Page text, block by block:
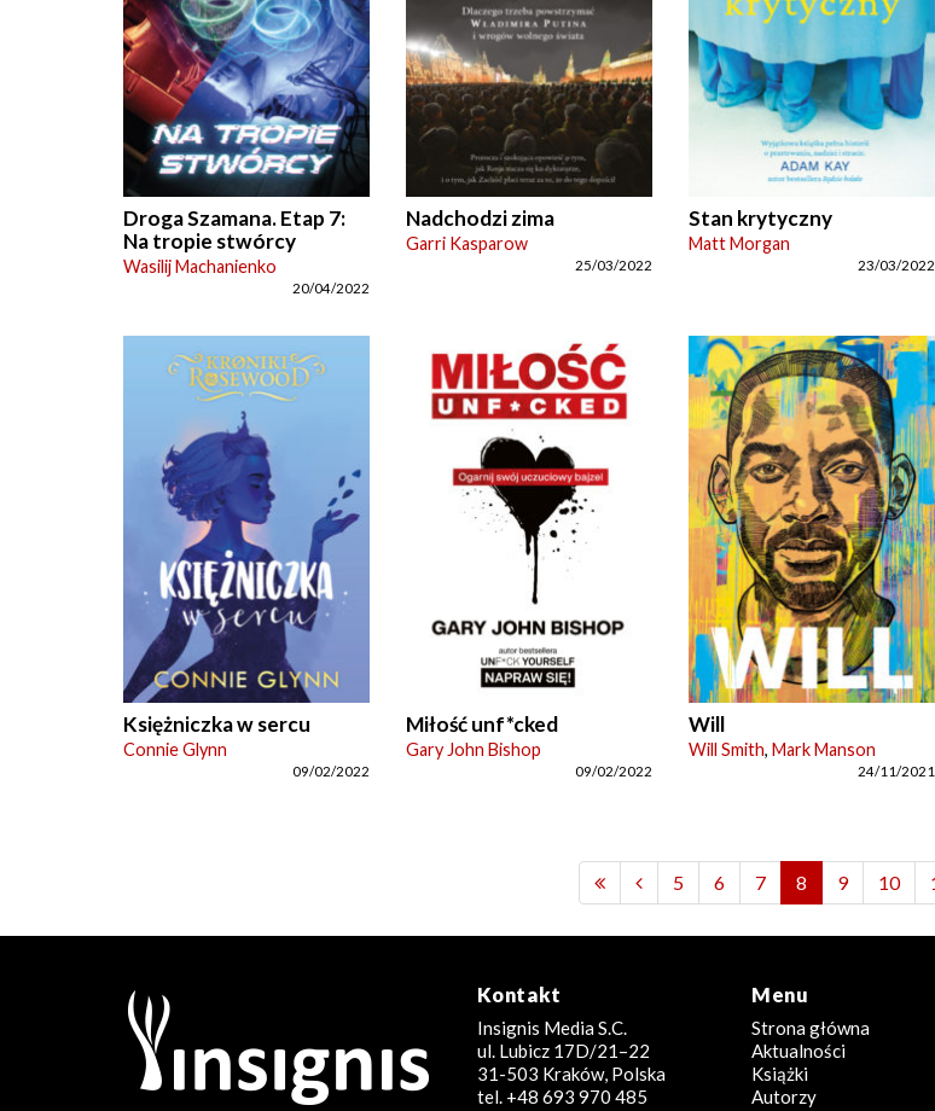
Droga Szamana. Etap 7:
Na tropie stwórcy
Wasilij Machanienko
20/04/2022
Nadchodzi zima
Garri Kasparow
25/03/2022
Stan krytyczny
Matt Morgan
23/03/2022
Księżniczka w sercu
Connie Glynn
09/02/2022
Miłość unf*cked
Gary John Bishop
09/02/2022
Will
Will Smith, Mark Manson
24/11/2021
5 6 7 8 9 10
Kontakt
Insignis Media S.C.
ul. Lubicz 17D/21–22
31-503 Kraków, Polska
tel. +48 693 970 485
Menu
Strona główna
Aktualności
Książki
Autorzy